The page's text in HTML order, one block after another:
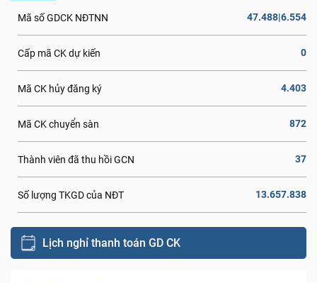
Mã số GDCK NĐTNN 47.488|6.554
Cấp mã CK dự kiến 0
Mã CK hủy đăng ký 4.403
Mã CK chuyển sàn 872
Thành viên đã thu hồi GCN 37
Số lượng TKGD của NĐT 13.657.838
Lịch nghỉ thanh toán GD CK